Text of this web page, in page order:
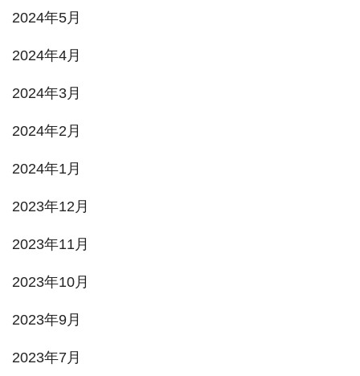
2024年5月
2024年4月
2024年3月
2024年2月
2024年1月
2023年12月
2023年11月
2023年10月
2023年9月
2023年7月